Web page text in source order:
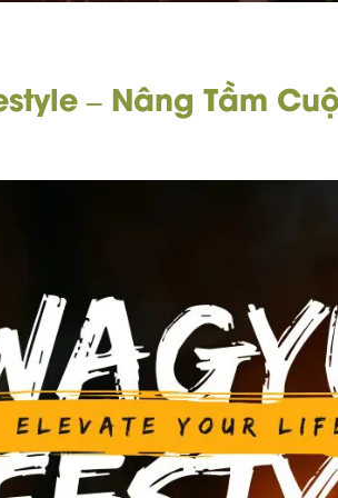
– Nâng Tầm